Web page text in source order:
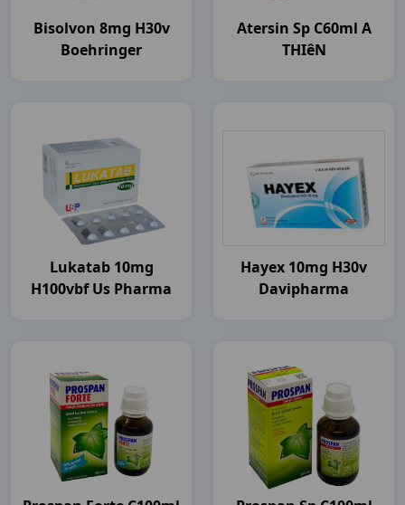
Bisolvon 8mg H30v
Boehringer
Atersin Sp C60ml A
THIêN
Lukatab 10mg
H100vbf Us Pharma
Hayex 10mg H30v
Davipharma